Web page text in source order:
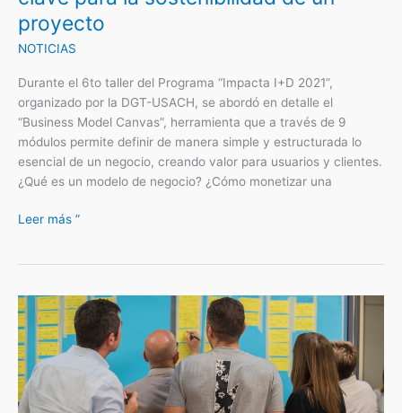
proyecto
NOTICIAS
Durante el 6to taller del Programa “Impacta I+D 2021”,
organizado por la DGT-USACH, se abordó en detalle el
“Business Model Canvas”, herramienta que a través de 9
módulos permite definir de manera simple y estructurada lo
esencial de un negocio, creando valor para usuarios y clientes.
¿Qué es un modelo de negocio? ¿Cómo monetizar una
clave
sostenibilidad
de
un
proyecto
Leer más ”
La
“co-
creación”
como
protagonista
en